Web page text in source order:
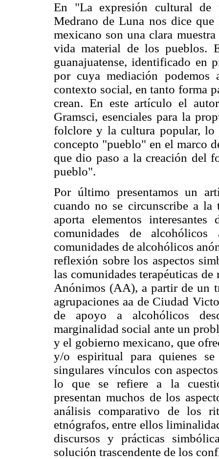
En "La expresión cultural de
Medrano de Luna nos dice que
mexicano son una clara
vida material de los pueblos.
guanajuatense, identificado en
por cuya mediación
contexto social, en tanto forma
crean. En este artículo el
Gramsci, esenciales para la
folclore y la cultura popular, lo
concepto "pueblo" en el marco
que dio paso a la creación del
pueblo".
Por último presentamos un
cuando no se circunscribe a la
aporta elementos
comunidades de
comunidades de alcohólicos
reflexión sobre los aspectos
las comunidades terapéuticas
Anónimos (AA), a partir de un
agrupaciones aa de Ciudad
de apoyo a alcohólicos
marginalidad social ante un
y el gobierno mexicano, que
y/o espiritual para quienes
singulares vínculos con
lo que se refiere a la
presentan muchos de los
análisis comparativo de los
etnógrafos, entre ellos
discursos y prácticas
solución trascendente de los